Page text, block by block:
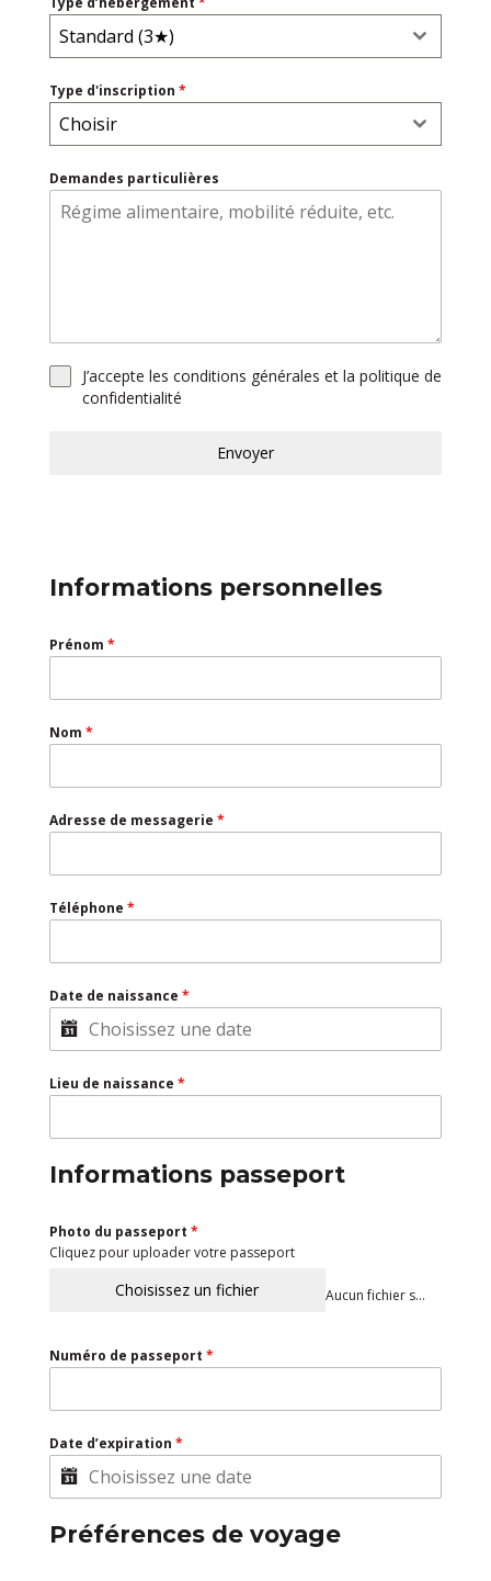
Standard (3★)
Type d'inscription *
Choisir
Demandes particulières
J’accepte les conditions générales et la politique de
confidentialité
Envoyer
Informations personnelles
Prénom *
Nom *
Adresse de messagerie *
Téléphone *
Date de naissance *
Lieu de naissance *
Informations passeport
Photo du passeport *
Cliquez pour uploader votre passeport
Choisissez un fichier Aucun fichier sélectionné
Numéro de passeport *
Date d’expiration *
Préférences de voyage